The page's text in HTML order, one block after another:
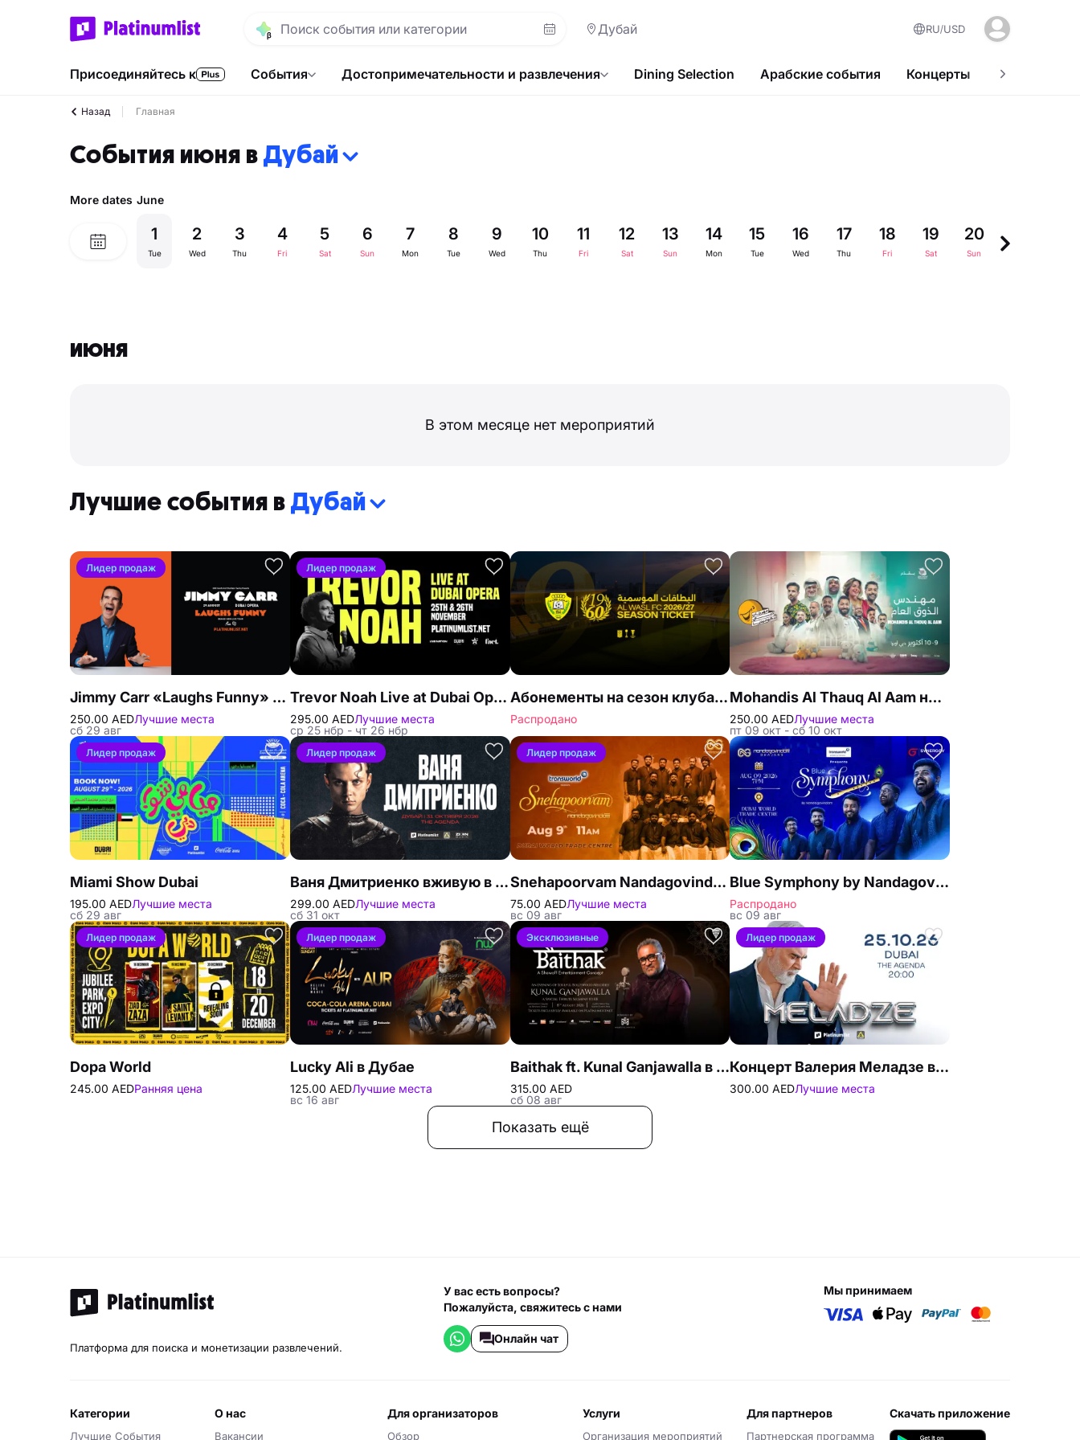
Дубай RU USD
Присоединяйтесь к События Достопримечательности и развлечения Dining Selection Арабские события Концерты
Назад Главная
События июня в Дубай
More dates June
1
Tue
2
Wed
3
Thu
4
Fri
5
Sat
6
Sun
7
Mon
8
Tue
9
Wed
10
Thu
11
Fri
12
Sat
13
Sun
14
Mon
15
Tue
16
Wed
17
Thu
18
Fri
19
Sat
20
Sun
июня
В этом месяце нет мероприятий
Лучшие события в Дубай
Лидер продаж
Jimmy Carr «Laughs Funny» вживую в Dubai Opera
250.00 AEDЛучшие места
сб 29 авг
Лидер продаж
Trevor Noah Live at Dubai Opera
295.00 AEDЛучшие места
ср 25 нбр - чт 26 нбр
Абонементы на сезон клуба «Аль-Васл» (сезон 2026/2027)
Распродано
Mohandis Al Thauq Al Aam на фестивале комедии в Дубае
250.00 AEDЛучшие места
пт 09 окт - сб 10 окт
Лидер продаж
Miami Show Dubai
195.00 AEDЛучшие места
сб 29 авг
Лидер продаж
Ваня Дмитриенко вживую в клубе The Agenda
299.00 AEDЛучшие места
сб 31 окт
Лидер продаж
Snehapoorvam Nandagovindam Connect в Дубае
75.00 AEDЛучшие места
вс 09 авг
Blue Symphony by Nandagovindam Connect в Дубае
Распродано
вс 09 авг
Лидер продаж
Dopa World
245.00 AEDРанняя цена
Лидер продаж
Lucky Ali в Дубае
125.00 AEDЛучшие места
вс 16 авг
Эксклюзивные
Baithak ft. Kunal Ganjawalla в Дубае
315.00 AED
сб 08 авг
Лидер продаж
Концерт Валерия Меладзе в клубе The Agenda в Дубае
300.00 AEDЛучшие места
Показать ещё
Платформа для поиска и монетизации развлечений.
У вас есть вопросы?
Пожалуйста, свяжитесь с нами
Онлайн чат
мы принимаем
категории
Лучшие События
о нас
Вакансии
для организаторов
Обзор
услуги
Организация мероприятий
для партнеров
Партнерская программа
скачать приложение